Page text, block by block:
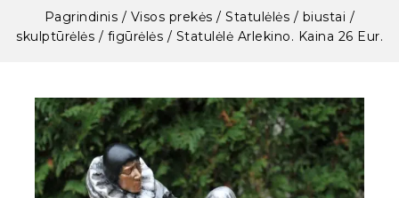
Pagrindinis / Visos prekės / Statulėlės / biustai /
skulptūrėlės / figūrėlės / Statulėlė Arlekino. Kaina 26 Eur.